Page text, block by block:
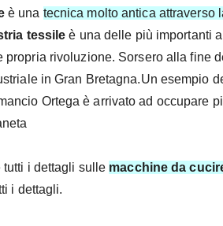
è una tecnica molto antica attraverso
tessile è una delle più importanti
propria rivoluzione. Sorsero alla fine
in Gran Bretagna.Un esempio
Ortega è arrivato ad occupare
tutti i dettagli sulle macchine da
i dettagli.